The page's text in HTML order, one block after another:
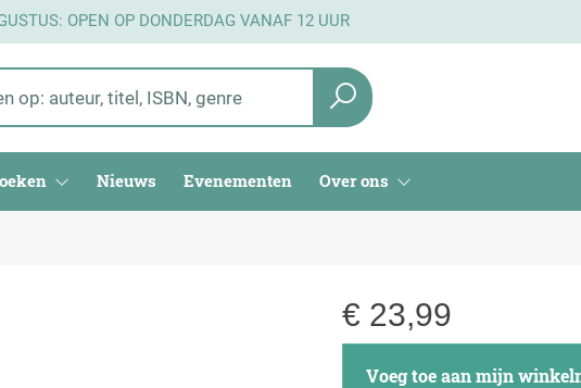
OPEN OP DONDERDAG VANAF 12 UUR
Nieuws Evenementen Over ons
€ 23,99
Voeg toe aan mijn